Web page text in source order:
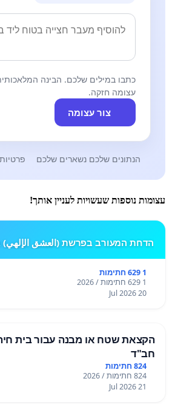
כתבו במילים שלכם. הבינה
עצומה חזקה.
צור עצומה
הנתונים שלכם נשארים שלכם
עצומות נוספות שעשויות לעניין אותך!
הדחת המעורב בפרשת (العشق الإلهي) ביישוב כסרא-סמיע
1 629 חתימות
1 629 חתימות / 2026
20 Jul 2026
הקצאת שטח או מבנה עבור בית
חב"ד
824 חתימות
824 חתימות / 2026
21 Jul 2026